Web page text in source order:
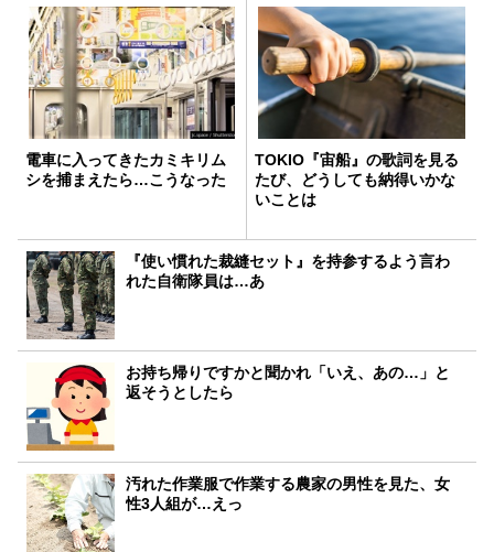
電車に入ってきたカミキリム
シを捕まえたら…こうなった
TOKIO『宙船』の歌詞を見る
たび、どうしても納得いかな
いことは
『使い慣れた裁縫セット』を持参するよう言わ
れた自衛隊員は…あ
お持ち帰りですかと聞かれ「いえ、あの…」と
返そうとしたら
汚れた作業服で作業する農家の男性を見た、女
性3人組が…えっ